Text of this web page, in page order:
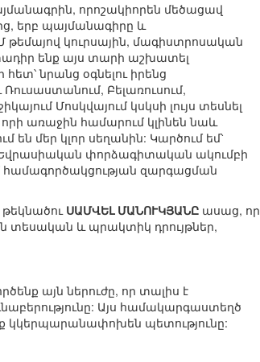
որոշակիորեն մեծացավ
երբ պայմանագիրը և
թեմայով կուրսային, մագիստրոսական
ենք այս տարի աշխատել
նրանց օգնելու իրենց
Բելառուսում,
Մոսկվայում կսկսի լույս տեսնել
առաջին համարում կլինեն նաև
մեր կլոր սեղանին: Կարծում եմ՝
Եվրասիական փորձագիտական ակումբի
համագործակցության զարգացման
ՍԱՄՎԵԼ ՄԱՆՈՒԿՅԱՆԸ ասաց, որ
տեսական և պրակտիկ դրույթներ,
այն ներուժը, որ տալիս է
Այս համակարգաստեղծ
կկերպարանափոխեն պետությունը: